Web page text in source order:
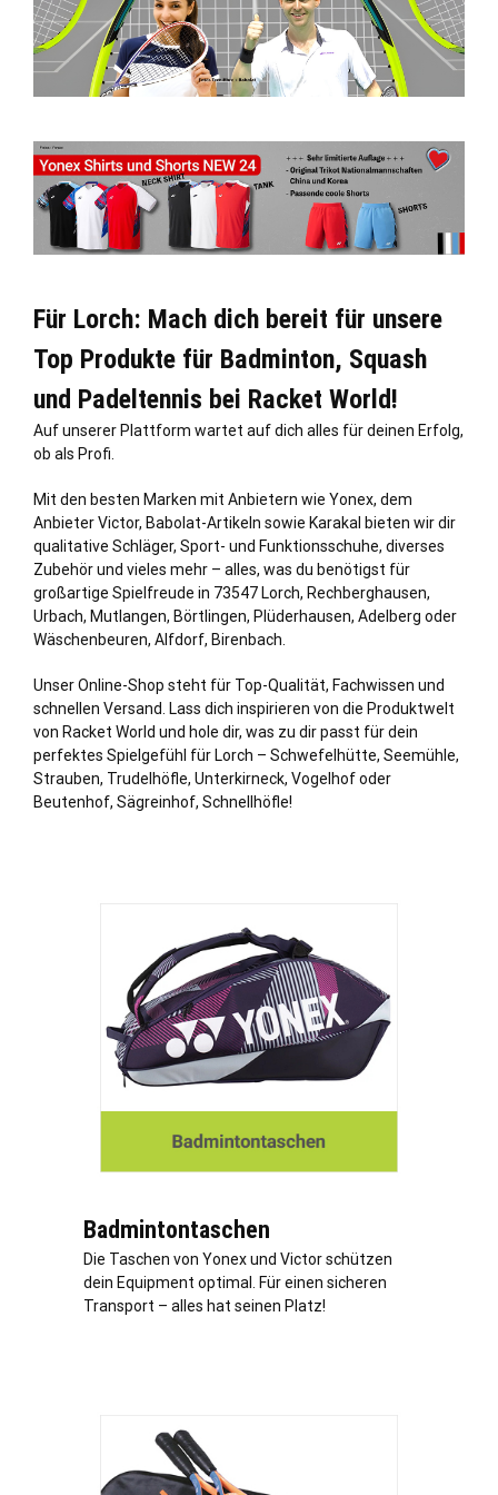
Für Lorch: Mach dich bereit für unsere
Top Produkte für Badminton, Squash
und Padeltennis bei Racket World!
Auf unserer Plattform wartet auf dich alles für deinen Erfolg,
ob als Profi.
Mit den besten Marken mit Anbietern wie Yonex, dem
Anbieter Victor, Babolat-Artikeln sowie Karakal bieten wir dir
qualitative Schläger, Sport- und Funktionsschuhe, diverses
Zubehör und vieles mehr – alles, was du benötigst für
großartige Spielfreude in 73547 Lorch, Rechberghausen,
Urbach, Mutlangen, Börtlingen, Plüderhausen, Adelberg oder
Wäschenbeuren, Alfdorf, Birenbach.
Unser Online-Shop steht für Top-Qualität, Fachwissen und
schnellen Versand. Lass dich inspirieren von die Produktwelt
von Racket World und hole dir, was zu dir passt für dein
perfektes Spielgefühl für Lorch – Schwefelhütte, Seemühle,
Strauben, Trudelhöfle, Unterkirneck, Vogelhof oder
Beutenhof, Sägreinhof, Schnellhöfle!
Badmintontaschen
Die Taschen von Yonex und Victor schützen
dein Equipment optimal. Für einen sicheren
Transport – alles hat seinen Platz!